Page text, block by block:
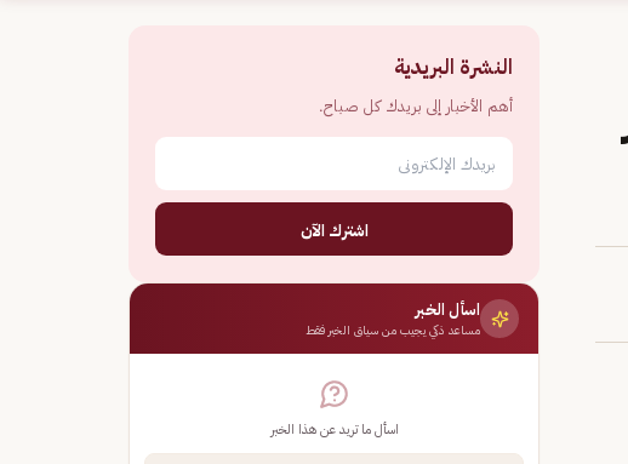
النشرة البريدية
أهم الأخبار إلى بريدك كل صباح.
اشترك الآن
اسأل الخبر
مساعد ذكي يجيب من سياق الخبر فقط
اسأل ما تريد عن هذا الخبر